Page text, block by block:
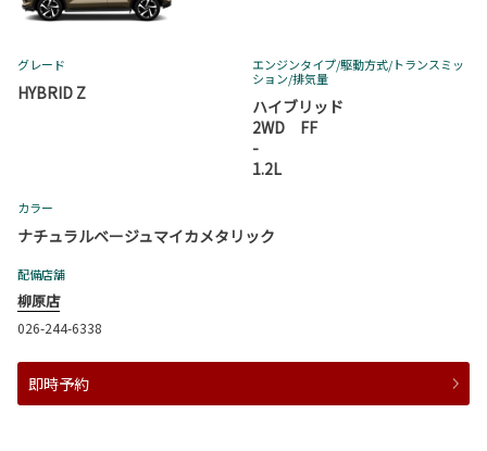
グレード
HYBRID Z
エンジンタイプ/駆動方式/トランスミッ
ション/排気量
ハイブリッド
2WD FF
-
1.2L
カラー
ナチュラルベージュマイカメタリック
配備店舗
柳原店
026-244-6338
即時予約